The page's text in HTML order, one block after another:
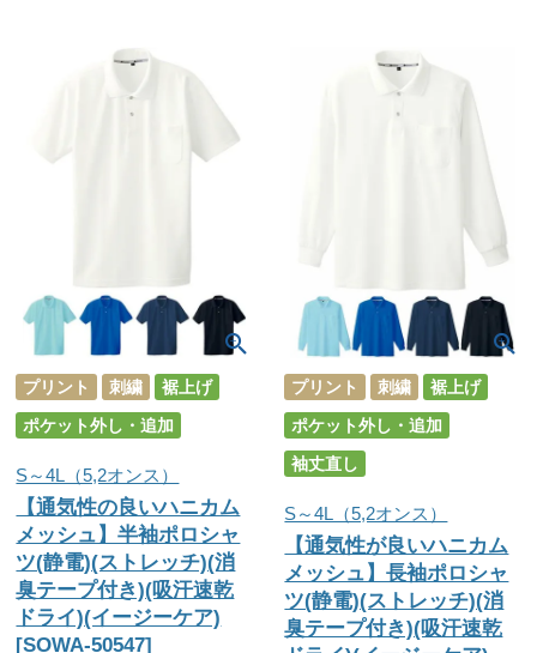
プリント 刺繍
裾上げ
ポケット外し・追加
S～4L（5,2オンス）
【通気性の良いハニカム
メッシュ】半袖ポロシャ
ツ(静電)(ストレッチ)(消
臭テープ付き)(吸汗速乾
ドライ)(イージーケア)
[SOWA-50547]
プリント 刺繍
裾上げ
ポケット外し・追加
袖丈直し
S～4L（5,2オンス）
【通気性が良いハニカム
メッシュ】長袖ポロシャ
ツ(静電)(ストレッチ)(消
臭テープ付き)(吸汗速乾